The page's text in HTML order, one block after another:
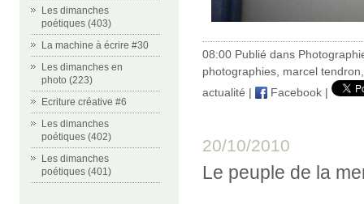
Les dimanches
poétiques (403)
La machine à écrire #30
Les dimanches en
photo (223)
Ecriture créative #6
Les dimanches
poétiques (402)
Les dimanches
poétiques (401)
08:00 Publié dans
photographies marcel tendron
actualité | Facebook |
20/10/2010
Le peuple de la